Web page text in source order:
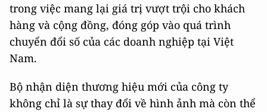
trong việc mang lại giá trị vượt trội cho khách
hàng và cộng đồng, đóng góp vào quá trình
chuyển đổi số của các doanh nghiệp tại Việt
Nam.
Bộ nhận diện thương hiệu mới của công ty
không chỉ là sự thay đổi về hình ảnh mà còn thể